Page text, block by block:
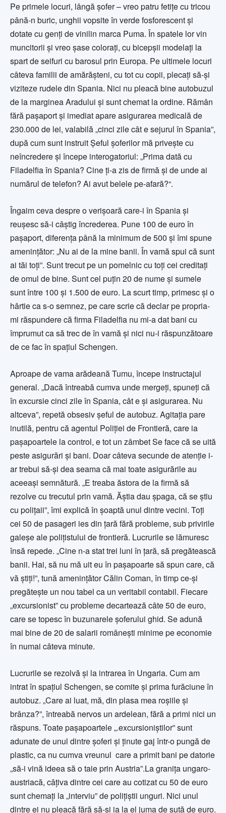
Pe primele locuri, lângă şofer – vreo patru fetiţe cu tricou
până-n buric, unghii vopsite în verde fosforescent şi
dotate cu genţi de vinilin marca Puma. În spatele lor vin
muncitorii şi vreo şase coloraţi, cu bicepşii modelaţi la
spart de seifuri cu barosul prin Europa. Pe ultimele locuri
câteva familii de amărăşteni, cu tot cu copii, plecaţi să-şi
viziteze rudele din Spania. Nici nu pleacă bine autobuzul
de la marginea Aradului şi sunt chemat la ordine. Rămân
fără paşaport şi imediat apare asigurarea medicală de
230.000 de lei, valabilă „cinci zile cât e sejurul în Spania”,
după cum sunt instruit Şeful şoferilor mă priveşte cu
neîncredere şi începe interogatoriul: „Prima dată cu
Filadelfia în Spania? Cine ţi-a zis de firmă şi de unde ai
numărul de telefon? Ai avut belele pe-afară?“.
Îngaim ceva despre o verişoară care-i în Spania şi
reuşesc să-i câştig încrederea. Pune 100 de euro în
paşaport, diferenţa până la minimum de 500 şi îmi spune
ameninţător: „Nu ai de la mine banii. În vamă spui că sunt
ai tăi toţi”. Sunt trecut pe un pomelnic cu toţi cei creditaţi
de omul de bine. Sunt cel puţin 20 de nume şi sumele
sunt între 100 şi 1.500 de euro. La scurt timp, primesc şi o
hârtie ca s-o semnez, pe care scrie că declar pe propria-
mi răspun­dere că firma Filadelfia nu mi-a dat bani cu
împrumut ca să trec de în vamă şi nici nu-i răspunzătoare
de ce fac în spaţiul Schengen.
Aproape de vama arădeană Tumu, începe instructajul
general. „Dacă întreabă cumva unde mergeţi, spuneţi că
în excursie cinci zile în Spania, cât e şi asigurarea. Nu
altceva”, repetă obsesiv şeful de autobuz. Agitaţia pare
inutilă, pentru că agentul Poliţiei de Frontieră, care ia
paşapoartele la control, e tot un zâmbet Se face că se uită
peste asigurări şi bani. Doar câteva secunde de atenţie i-
ar trebui să-şi dea seama că mai toate asigurările au
aceeaşi semnătură. „E treaba ăstora de la firmă să
rezolve cu trecutul prin vamă. Ăştia dau șpaga, că se ştiu
cu poliţaii”, îmi explică în şoaptă unul dintre vecini. Toţi
cei 50 de pasageri ies din ţară fără probleme, sub privirile
galeşe ale poliţistului de frontieră. Lucrurile se lămuresc
însă repede. „Cine n-a stat trei luni în ţară, să pregătească
banii. Hai, să nu mă uit eu în paşapoarte să spun care, că
vă ştiţi!”, tună ameninţător Călin Coman, în timp ce-şi
pregăteşte un nou tabel ca un veritabil contabil. Fiecare
„excursionist” cu probleme decartează câte 50 de euro,
care se topesc în buzunarele şoferului ghid. Se adună
mai bine de 20 de salarii româneşti minime pe economie
în numai câteva minute.
Lucrurile se rezolvă şi la intrarea în Ungaria. Cum am
intrat în spaţiul Schengen, se comite şi prima furăciune în
autobuz. „Care ai luat, mă, din plasa mea roşiile şi
brânza?”, întreabă nervos un ardelean, fără a primi nici un
răspuns. Toate paşapoartele „.excursioniştilor” sunt
adunate de unul dintre şoferi şi ţinute gaj într-o pungă de
plastic, ca nu cumva vreunul care a primit bani pe datorie
„să-i vină ideea să o taie prin Austria”.La graniţa ungaro-
austriacă, câţiva dintre cei care au cotizat cu 50 de euro
sunt chemaţi la „interviu” de poliţiştii unguri. Nici unul
dintre ei nu pleacă fără să-şi ia la el juma de sută de euro.